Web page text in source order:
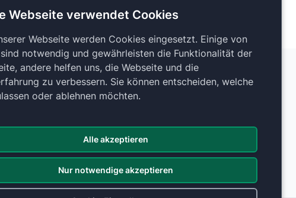
Webseite verwendet Cookies
Webseite werden Cookies eingesetzt. Einige von
notwendig und gewährleisten die Funktionalität der
andere helfen uns, die Webseite und die
zu verbessern. Sie können entscheiden, welche
oder ablehnen möchten.
Alle akzeptieren
Nur notwendige akzeptieren